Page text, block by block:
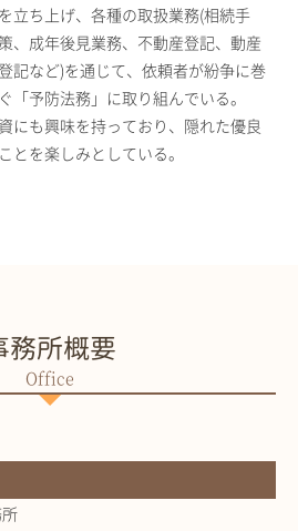
立ち上げ、各種の取扱業務(相続手
、成年後見業務、不動産登記、動産
記など)を通じて、依頼者が紛争に巻
「予防法務」に取り組んでいる。
にも興味を持っており、隠れた優良
とを楽しみとしている。
務所概要